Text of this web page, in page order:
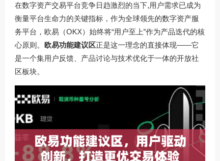
在数字资产交易平台竞争日趋激烈的当下,用户需求已成为
衡量平台生命力的关键指标，作为全球领先的数字资产服
务平台，欧易（OKX）始终将“用户至上”作为产品迭代的核
心原则。 欧易功能建议区正是这一理念的直接体现——它
是一个集用户反馈、产品讨论与技术优化于一体的开放社
区板块。